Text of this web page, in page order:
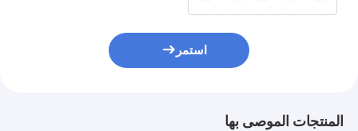
استمر
المنتجات الموصى بها